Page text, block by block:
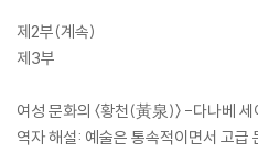
제2부(계속)
제3부
여성 문화의 〈황천(黃泉)〉 -다나베 세
역자 해설: 예술은 통속적이면서 고급